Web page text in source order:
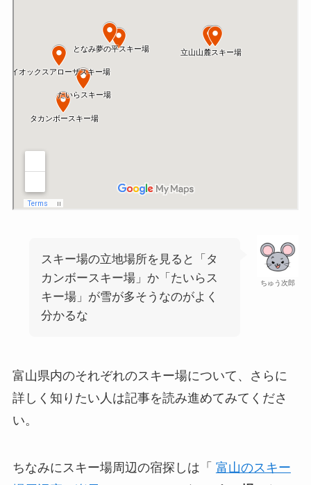
ちゅう次郎
スキー場の立地場所を見ると「タ
カンボースキー場」か「たいらス
キー場」が雪が多そうなのがよく
分かるな
富山県内のそれぞれのスキー場について、さらに
詳しく知りたい人は記事を読み進めてみてくださ
い。
ちなみにスキー場周辺の宿探しは「 富山のスキー